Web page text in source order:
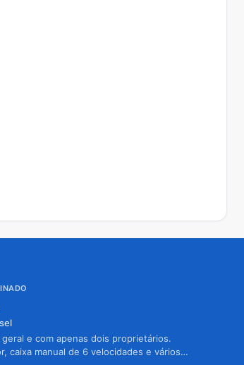
e com apenas dois proprietários.
caixa manual de 6 velocidades e vários